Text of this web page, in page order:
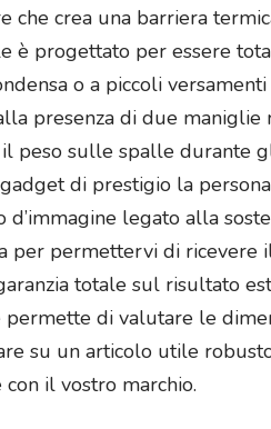
che crea una barriera
è progettato per essere
o a piccoli
presenza di due
peso sulle spalle durante
di prestigio la
d’immagine legato alla
per permettervi di ricevere
totale sul risultato
permette di valutare le
su un articolo utile
il vostro marchio.